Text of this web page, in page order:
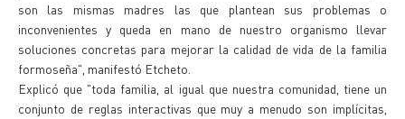
son las mismas madres las que plantean sus problemas o
inconvenientes y queda en mano de nuestro organismo llevar
soluciones concretas para mejorar la calidad de vida de la familia
formoseña", manifestó Etcheto.
Explicó que "toda familia, al igual que nuestra comunidad, tiene un
conjunto de reglas interactivas que muy a menudo son implícitas,